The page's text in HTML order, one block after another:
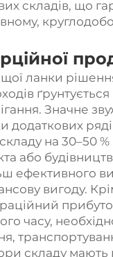
складів, що
ланки
ґрунтується
Значне
додаткових
складу на 30–50
або
ефективного
вигоду.
часу,
складу мають